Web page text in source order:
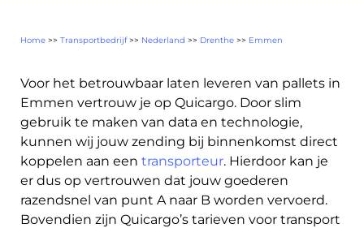
About
the
platform
Home >> Transportbedrijf>> Nederland >> Drenthe >> Emmen
Voor het betrouwbaar laten leveren van pallets in
Emmen vertrouw je op Quicargo. Door slim
gebruik te maken van data en technologie,
kunnen wij jouw zending bij binnenkomst direct
koppelen aan een transporteur. Hierdoor kan je
er dus op vertrouwen dat jouw goederen
razendsnel van punt A naar B worden vervoerd.
Bovendien zijn Quicargo’s tarieven voor transport